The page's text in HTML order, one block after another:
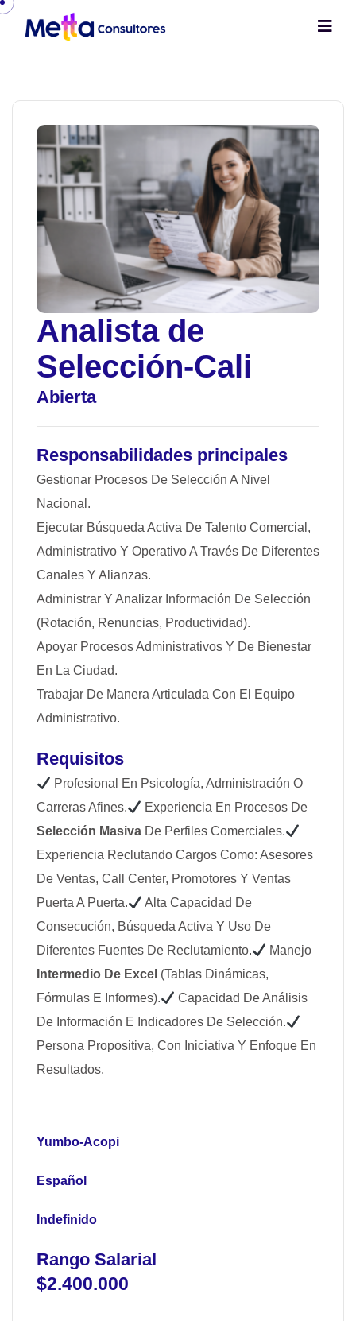
Analista de
Selección-Cali
Abierta
Responsabilidades principales
Gestionar Procesos De Selección A Nivel
Nacional.
Ejecutar Búsqueda Activa De Talento Comercial,
Administrativo Y Operativo A Través De Diferentes
Canales Y Alianzas.
Administrar Y Analizar Información De Selección
(rotación, Renuncias, Productividad).
Apoyar Procesos Administrativos Y De Bienestar
En La Ciudad.
Trabajar De Manera Articulada Con El Equipo
Administrativo.
Requisitos
Profesional En Psicología, Administración O
Carreras Afines.
Experiencia En Procesos De
Selección Masiva De Perfiles Comerciales.
Experiencia Reclutando Cargos Como: Asesores
De Ventas, Call Center, Promotores Y Ventas
Puerta A Puerta.
Alta Capacidad De
Consecución, Búsqueda Activa Y Uso De
Diferentes Fuentes De Reclutamiento.
Manejo
Intermedio De Excel (tablas Dinámicas,
Fórmulas E Informes).
Capacidad De Análisis
De Información E Indicadores De Selección.
Persona Propositiva, Con Iniciativa Y Enfoque En
Resultados.
Yumbo-Acopi
Español
Indefinido
Rango Salarial
$2.400.000